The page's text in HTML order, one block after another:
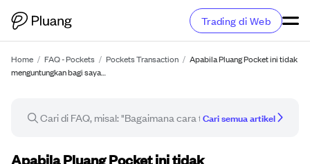
Trading di Web
Home / FAQ - Pockets / Pockets Transaction / Apabila Pluang Pocket ini tidak
menguntungkan bagi saya…
Cari semua artikel
Artikel FAQ
Apabila Pluang Pocket ini tidak